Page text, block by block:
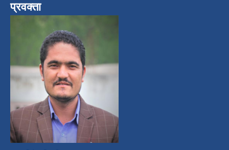
प्रवक्ता